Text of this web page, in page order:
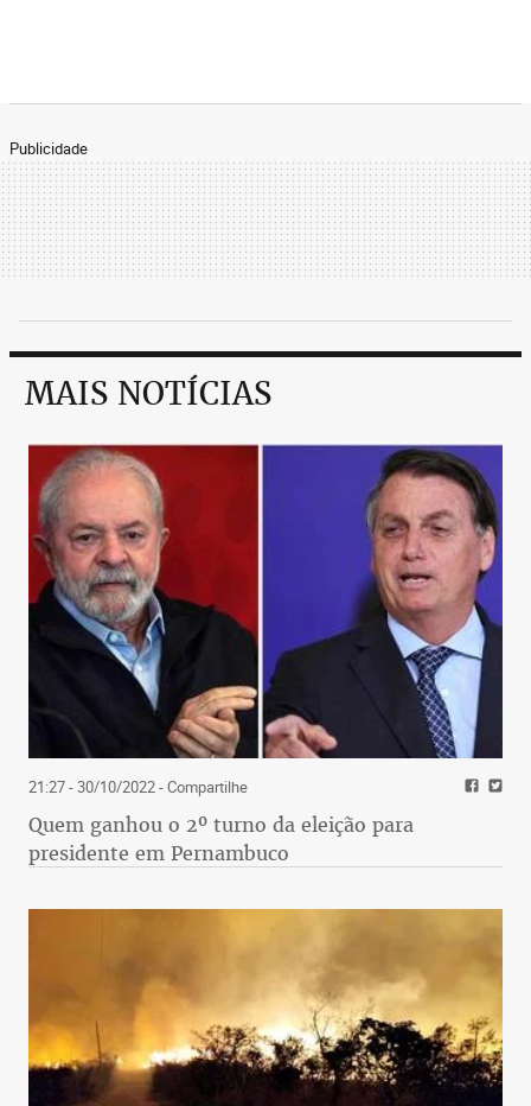
Publicidade
MAIS NOTÍCIAS
21:27 - 30/10/2022- Compartilhe
Quem ganhou o 2º turno da eleição para
presidente em Pernambuco